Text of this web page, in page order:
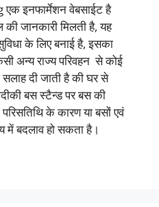
इनफार्मेशन वेबसाईट है
जानकारी मिलती है, यह
के लिए बनाई है, इसका
अन्य राज्य परिवहन से कोई
दी जाती है की घर से
बस स्टैन्ड पर बस की
के कारण या बसों एवं
बदलाव हो सकता है।